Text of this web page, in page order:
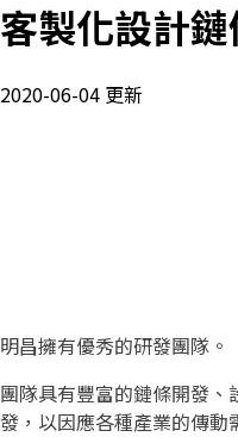
客製化設計
2020-06-04 更新
明昌擁有優秀的研發團隊。
團隊具有豐富的鏈條開發
發，以因應各種產業的傳動